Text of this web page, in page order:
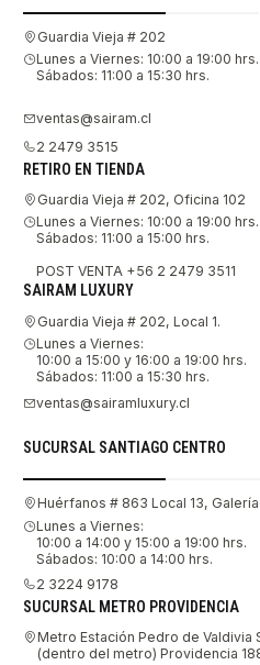
Guardia Vieja # 202
Lunes a Viernes: 10:00 a 19:00 hrs.
Sábados: 11:00 a 15:30 hrs.
ventas@sairam.cl
2 2479 3515
RETIRO EN TIENDA
Guardia Vieja # 202, Oficina 102
Lunes a Viernes: 10:00 a 19:00 hrs.
Sábados: 11:00 a 15:00 hrs.
POST VENTA +56 2 2479 3511
SAIRAM LUXURY
Guardia Vieja # 202, Local 1.
Lunes a Viernes:
10:00 a 15:00 y 16:00 a 19:00 hrs.
Sábados: 11:00 a 15:30 hrs.
ventas@sairamluxury.cl
SUCURSAL SANTIAGO CENTRO
Huérfanos # 863 Local 13,
Lunes a Viernes:
10:00 a 14:00 y 15:00 a 19:00 hrs.
Sábados: 10:00 a 14:00 hrs.
2 3224 9178
SUCURSAL METRO PROVIDENCIA
Metro Estación Pedro de Valdivia
(dentro del metro) Providencia